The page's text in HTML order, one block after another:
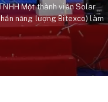
Một thành viên Solar
năng lượng Bitexco) làm